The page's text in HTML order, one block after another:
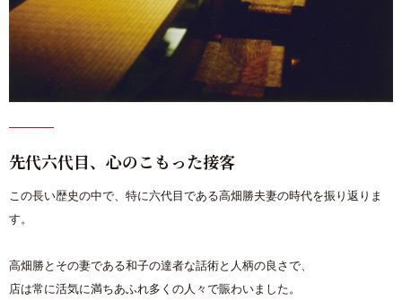
先代六代目、心のこもった接客
この長い歴史の中で、特に六代目である高畑勝夫妻の時代を振り返りま
す。
高畑勝とその妻である和子の達者な話術と人柄の良さで、
店は常に活気に満ちあふれ多くの人々で賑わいました。